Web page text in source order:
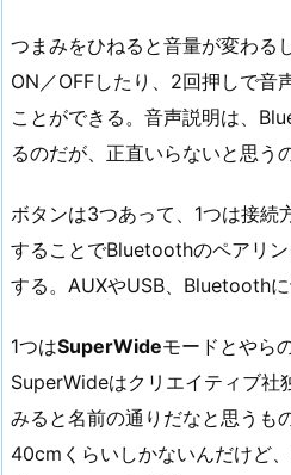
つまみをひねると音量が変わる
ON／OFFしたり、2回押しで音
ことができる。音声説明は、
るのだが、正直いらないと思う
ボタンは3つあって、1つは接続
することでBluetoothのペアリ
する。AUXやUSB、Bluetoothに
1つはSuperWideモードとやら
SuperWideはクリエイティブ社
みると名前の通りだなと思うも
40cmくらいしかないんだけど